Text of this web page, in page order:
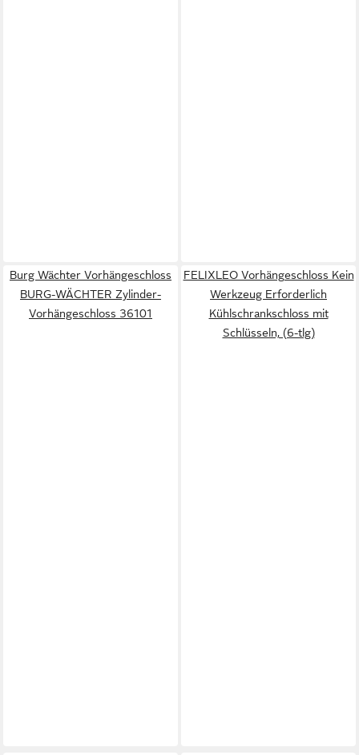
Burg Wächter Vorhängeschloss
BURG-WÄCHTER Zylinder-
Vorhängeschloss 36101
FELIXLEO Vorhängeschloss Kein
Werkzeug Erforderlich
Kühlschrankschloss mit
Schlüsseln, (6-tlg)